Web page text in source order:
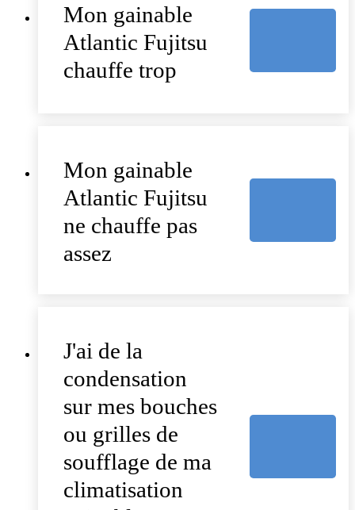
Mon gainable
Atlantic Fujitsu
chauffe trop
Mon gainable
Atlantic Fujitsu
ne chauffe pas
assez
J'ai de la
condensation
sur mes bouches
ou grilles de
soufflage de ma
climatisation